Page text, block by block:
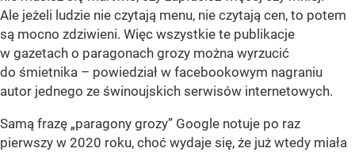
Ale jeżeli ludzie nie czytają menu, nie czytają cen, to potem
są mocno zdziwieni. Więc wszystkie te publikacje
w gazetach o paragonach grozy można wyrzucić
do śmietnika – powiedział w facebookowym nagraniu
autor jednego ze świnoujskich serwisów internetowych.
Samą frazę „paragony grozy” Google notuje po raz
pierwszy w 2020 roku, choć wydaje się, że już wtedy miała